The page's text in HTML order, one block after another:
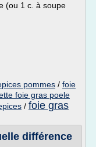
(ou 1 c. à soupe
pommes / foie
foie gras poele
/ foie gras
différence